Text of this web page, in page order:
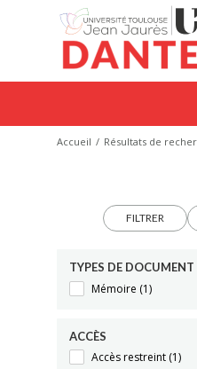
Accueil Résultats de
FILTRER
TYPES DE DOCUMENT
Mémoire (1)
ACCÈS
Accès restreint (1)